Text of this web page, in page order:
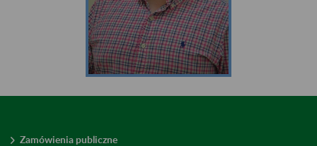
Zamówienia publiczne